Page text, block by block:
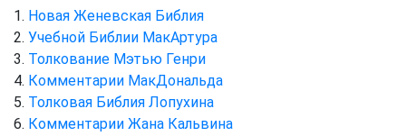
Новая Женевская Библия
Учебной Библии МакАртура
Толкование Мэтью Генри
Комментарии МакДональда
Толковая Библия Лопухина
Комментарии Жана Кальвина